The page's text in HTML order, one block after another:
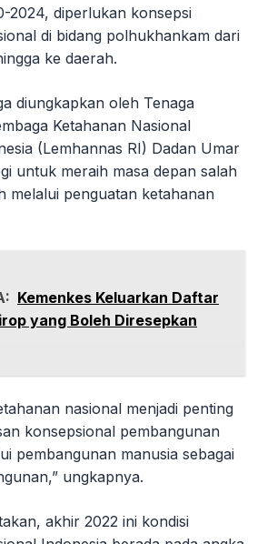
2024, diperlukan konsepsi
di bidang polhukhankam dari
ke daerah.
diungkapkan oleh Tenaga
Ketahanan Nasional
(Lemhannas RI) Dadan Umar
untuk meraih masa depan salah
melalui penguatan ketahanan
Kemenkes Keluarkan Daftar
yang Boleh Diresepkan
nasional menjadi penting
konsepsional pembangunan
pembangunan manusia sebagai
ungkapnya.
akhir 2022 ini kondisi